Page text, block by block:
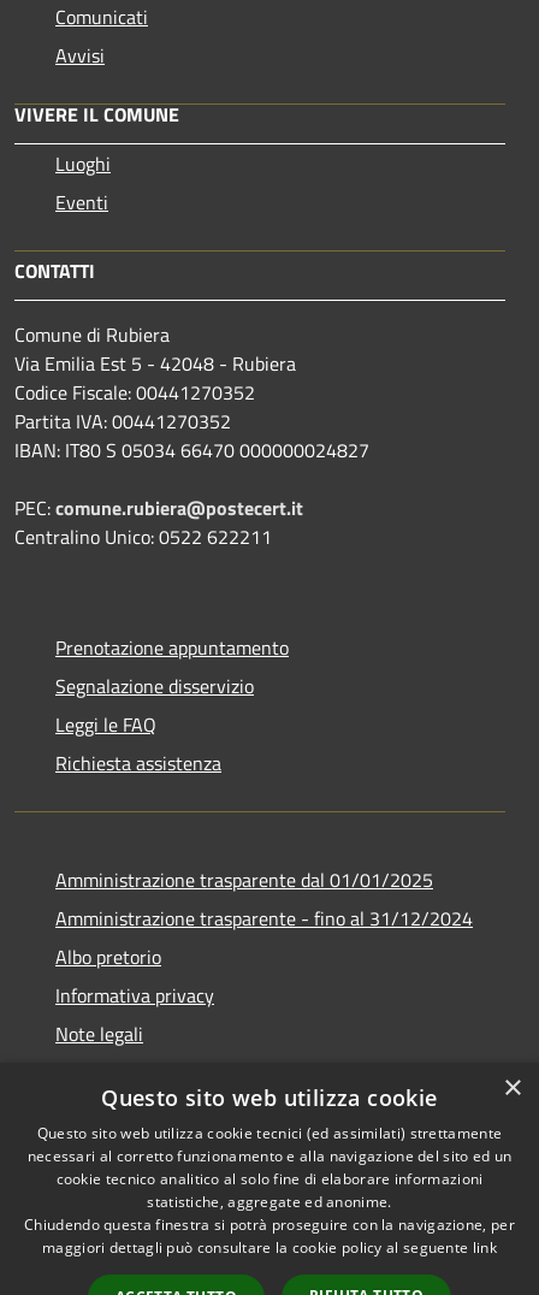
Comunicati
Avvisi
VIVERE IL COMUNE
Luoghi
Eventi
CONTATTI
Comune di Rubiera
Via Emilia Est 5 - 42048 - Rubiera
Codice Fiscale: 00441270352
Partita IVA: 00441270352
IBAN: IT80 S 05034 66470 000000024827
PEC:comune.rubiera@postecert.it
Centralino Unico: 0522 622211
Prenotazione appuntamento
Segnalazione disservizio
Leggi le FAQ
Richiesta assistenza
Amministrazione trasparente dal 01/01/2025
Amministrazione trasparente - fino al 31/12/2024
Albo pretorio
Informativa privacy
Note legali
Piano di miglioramento del sito
RSS
Accessibilità
Copyright © 2026 • Comune di
Rubiera • Powered by
×
Questo sito web utilizza cookie
Questo sito web utilizza cookie tecnici (ed assimilati) strettamente
necessari al corretto funzionamento e alla navigazione del sito ed un
cookie tecnico analitico al solo fine di elaborare informazioni
statistiche, aggregate ed anonime.
Chiudendo questa finestra si potrà proseguire con la navigazione, per
maggiori dettagli può consultare la cookie policy al seguente link